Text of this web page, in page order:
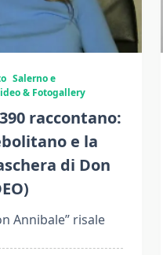
Salerno e
& Fotogallery
raccontano:
e la
di Don
Annibale” risale